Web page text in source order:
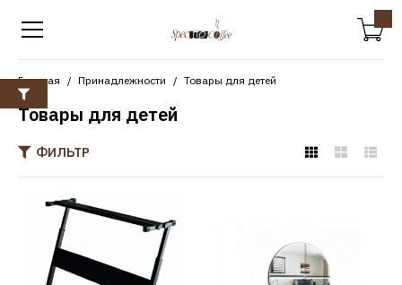
Главная Принадлежности Товары для детей
Товары для детей
ФИЛЬТР
синтезатора TESLER Z-